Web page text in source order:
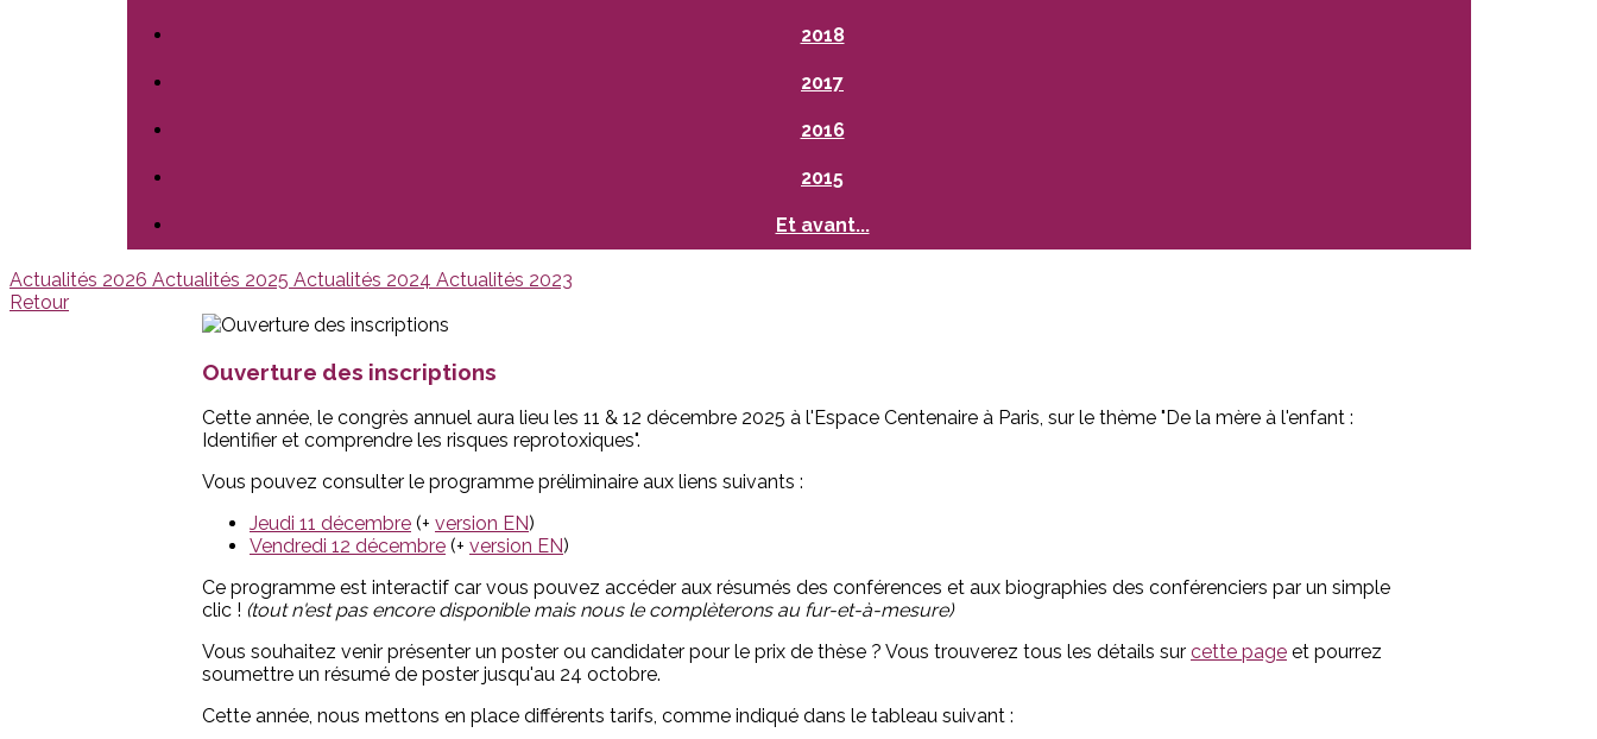
2018
2017
2016
2015
Et avant...
Actualités 2026 Actualités 2025 Actualités 2024 Actualités 2023
Retour
Ouverture des inscriptions
Cette année, le congrès annuel aura lieu les 11 & 12 décembre 2025 à l'Espace Centenaire à Paris, sur le thème "De la mère à l'enfant :
Identifier et comprendre les risques reprotoxiques".
Vous pouvez consulter le programme préliminaire aux liens suivants :
Jeudi 11 décembre (+ version EN)
Vendredi 12 décembre (+ version EN)
Ce programme est interactif car vous pouvez accéder aux résumés des conférences et aux biographies des conférenciers par un simple
clic ! (tout n'est pas encore disponible mais nous le complèterons au fur-et-à-mesure)
Vous souhaitez venir présenter un poster ou candidater pour le prix de thèse ? Vous trouverez tous les détails sur cette page et pourrez
soumettre un résumé de poster jusqu'au 24 octobre.
Cette année, nous mettons en place différents tarifs, comme indiqué dans le tableau suivant :